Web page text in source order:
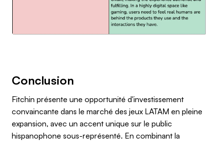
Conclusion
Fitchin présente une opportunité d'investissement
convaincante dans le marché des jeux LATAM en pleine
expansion, avec un accent unique sur le public
hispanophone sous-représenté. En combinant la